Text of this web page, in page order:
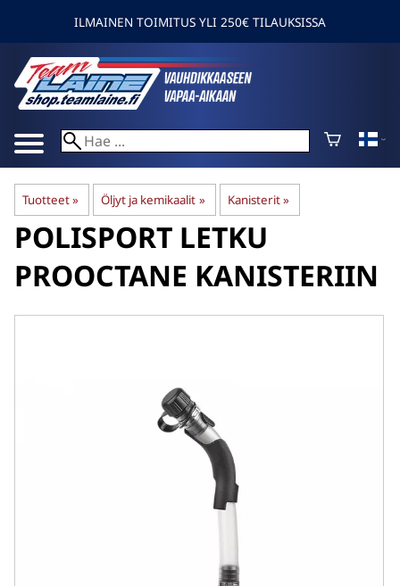
ILMAINEN TOIMITUS YLI 250€ TILAUKSISSA
Tuotteet‪» Öljyt ja kemikaalit ‪» Kanisterit‪»
POLISPORT LETKU
PROOCTANE KANISTERIIN